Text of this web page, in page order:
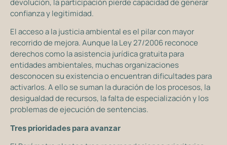
devolución, la participación pierde capacidad de generar
confianza y legitimidad.
El acceso a la justicia ambiental es el pilar con mayor
recorrido de mejora. Aunque la Ley 27/2006 reconoce
derechos como la asistencia jurídica gratuita para
entidades ambientales, muchas organizaciones
desconocen su existencia o encuentran dificultades para
activarlos. A ello se suman la duración de los procesos, la
desigualdad de recursos, la falta de especialización y los
problemas de ejecución de sentencias.
Tres prioridades para avanzar